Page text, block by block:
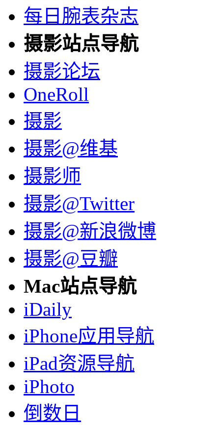
每日腕表杂志
摄影站点导航
摄影论坛
OneRoll
摄影
摄影@维基
摄影师
摄影@Twitter
摄影@新浪微博
摄影@豆瓣
Mac站点导航
iDaily
iPhone应用导航
iPad资源导航
iPhoto
倒数日